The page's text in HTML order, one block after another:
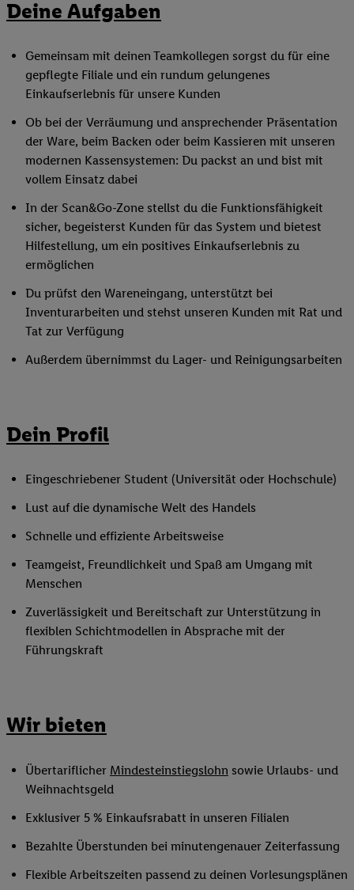
Deine Aufgaben
Gemeinsam mit deinen Teamkollegen sorgst du für eine
gepflegte Filiale und ein rundum gelungenes
Einkaufserlebnis für unsere Kunden
Ob bei der Verräumung und ansprechender Präsentation
der Ware, beim Backen oder beim Kassieren mit unseren
modernen Kassensystemen: Du packst an und bist mit
vollem Einsatz dabei
In der Scan&Go-Zone stellst du die Funktionsfähigkeit
sicher, begeisterst Kunden für das System und bietest
Hilfestellung, um ein positives Einkaufserlebnis zu
ermöglichen
Du prüfst den Wareneingang, unterstützt bei
Inventurarbeiten und stehst unseren Kunden mit Rat und
Tat zur Verfügung
Außerdem übernimmst du Lager- und Reinigungsarbeiten
Dein Profil
Eingeschriebener Student (Universität oder Hochschule)
Lust auf die dynamische Welt des Handels
Schnelle und effiziente Arbeitsweise
Teamgeist, Freundlichkeit und Spaß am Umgang mit
Menschen
Zuverlässigkeit und Bereitschaft zur Unterstützung in
flexiblen Schichtmodellen in Absprache mit der
Führungskraft
Wir bieten
Übertariflicher Mindesteinstiegslohn sowie Urlaubs- und
Weihnachtsgeld
Exklusiver 5 % Einkaufsrabatt in unseren Filialen
Bezahlte Überstunden bei minutengenauer Zeiterfassung
Flexible Arbeitszeiten passend zu deinen Vorlesungsplänen